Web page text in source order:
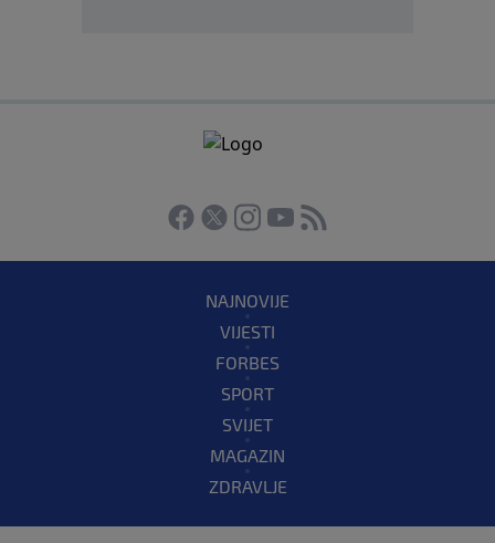
NAJNOVIJE
VIJESTI
FORBES
SPORT
SVIJET
MAGAZIN
ZDRAVLJE